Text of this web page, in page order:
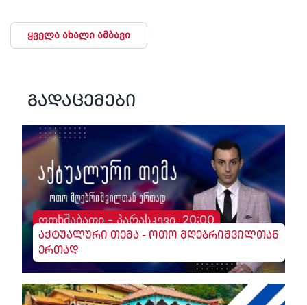
ყველა ახალი ამბავი
გადაცემები
ოთხშაბათი - პარასკევი, 20:00
აქტუალური თემა - ოთო მღებრიშვილთან
ერთად